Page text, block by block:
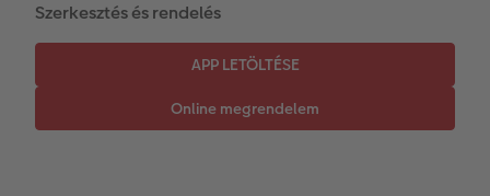
Azonnali fotókidolgozás
Matrica nyomtatás azonnal
Fotókollázsok
Fotószalag
CEWE myPhotos
CEWE myPhotos
Szerkesztés és rendelés